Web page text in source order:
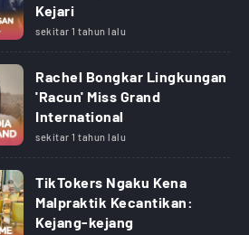
Kejari
sekitar 1 tahun lalu
Rachel Bongkar Lingkungan
'Racun' Miss Grand
International
sekitar 1 tahun lalu
TikTokers Ngaku Kena
Malpraktik Kecantikan:
Kejang-kejang